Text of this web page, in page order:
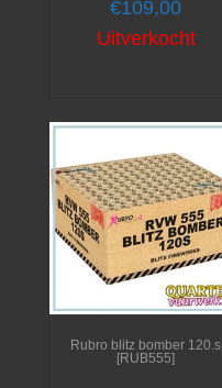
€109,00
Uitverkocht
Rubro blitz bomber 120.s
[RUB555]